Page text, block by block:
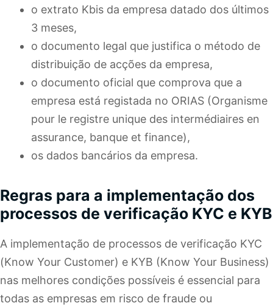
o extrato Kbis da empresa datado dos últimos
3 meses,
o documento legal que justifica o método de
distribuição de acções da empresa,
o documento oficial que comprova que a
empresa está registada no ORIAS (Organisme
pour le registre unique des intermédiaires en
assurance, banque et finance),
os dados bancários da empresa.
Regras para a implementação dos
processos de verificação KYC e KYB
A implementação de processos de verificação KYC
(Know Your Customer) e KYB (Know Your Business)
nas melhores condições possíveis é essencial para
todas as empresas em risco de fraude ou